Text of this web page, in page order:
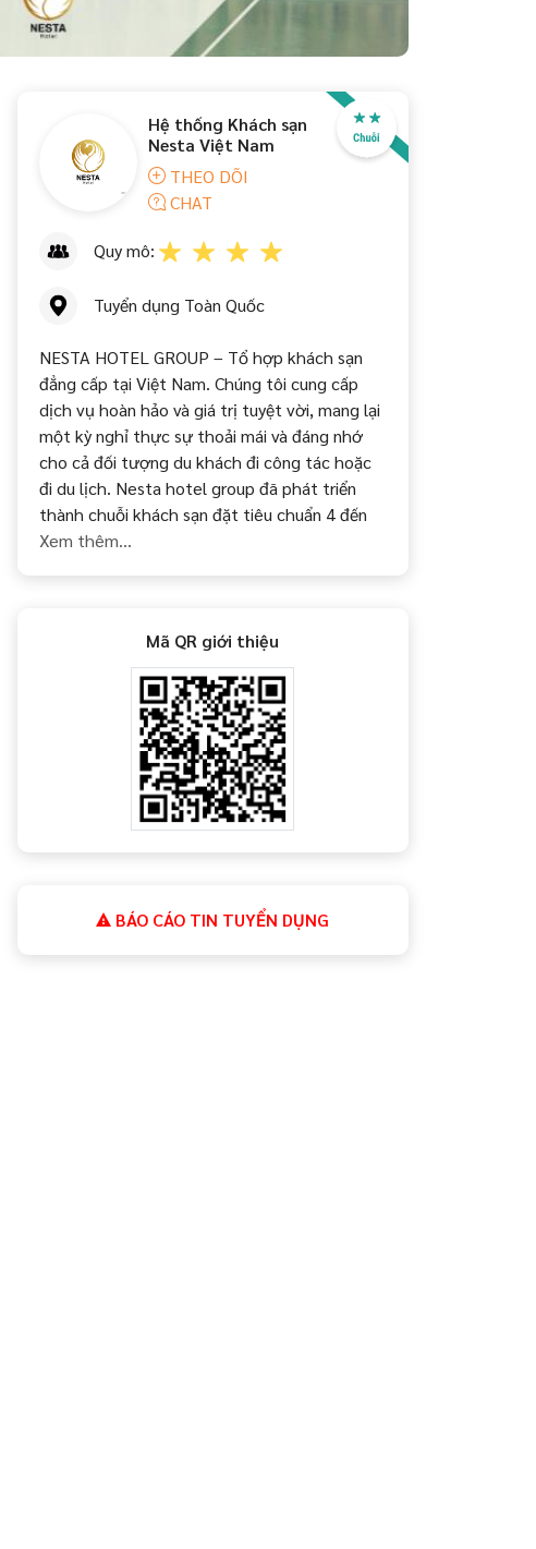
Hệ thống Khách sạn
Nesta Việt Nam
THEO DÕI
CHAT
Quy mô:
Tuyển dụng Toàn Quốc
NESTA HOTEL GROUP – Tổ hợp khách sạn
đẳng cấp tại Việt Nam. Chúng tôi cung cấp
dịch vụ hoàn hảo và giá trị tuyệt vời, mang lại
một kỳ nghỉ thực sự thoải mái và đáng nhớ
cho cả đối tượng du khách đi công tác hoặc
đi du lịch. Nesta hotel group đã phát triển
thành chuỗi khách sạn đặt tiêu chuẩn 4 đến
Xem thêm...
Mã QR giới thiệu
BÁO CÁO TIN TUYỂN DỤNG